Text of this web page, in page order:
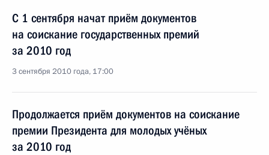
С 1 сентября начат приём документов
на соискание государственных премий
за 2010 год
3 сентября 2010 года, 17:00
Продолжается приём документов на соискание
премии Президента для молодых учёных
за 2010 год